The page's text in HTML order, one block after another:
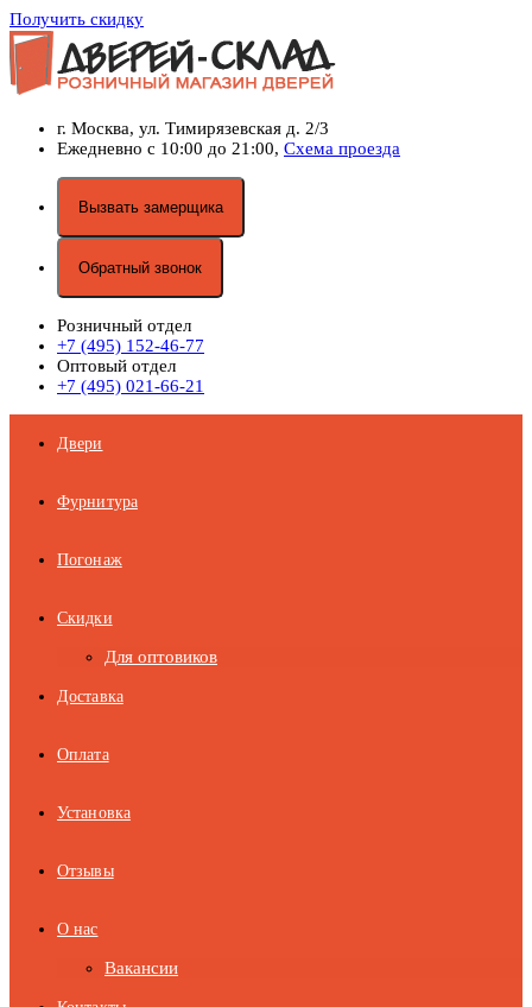
Получить скидку
г. Москва, ул. Тимирязевская д. 2/3
Ежедневно с 10:00 до 21:00, Схема проезда
Вызвать замерщика
Обратный звонок
Розничный отдел
+7 (495) 152-46-77
Оптовый отдел
+7 (495) 021-66-21
Двери
Фурнитура
Погонаж
Скидки
Для оптовиков
Доставка
Оплата
Установка
Отзывы
О нас
Вакансии